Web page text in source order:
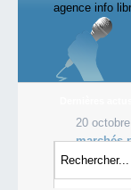
Close
Actualité
Starting
agence info
20
marchés
19 octobre